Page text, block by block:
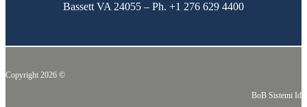
Bassett VA 24055 – Ph. +1 276 629 4400
Copyright 2026 ©
BoB Sistemi